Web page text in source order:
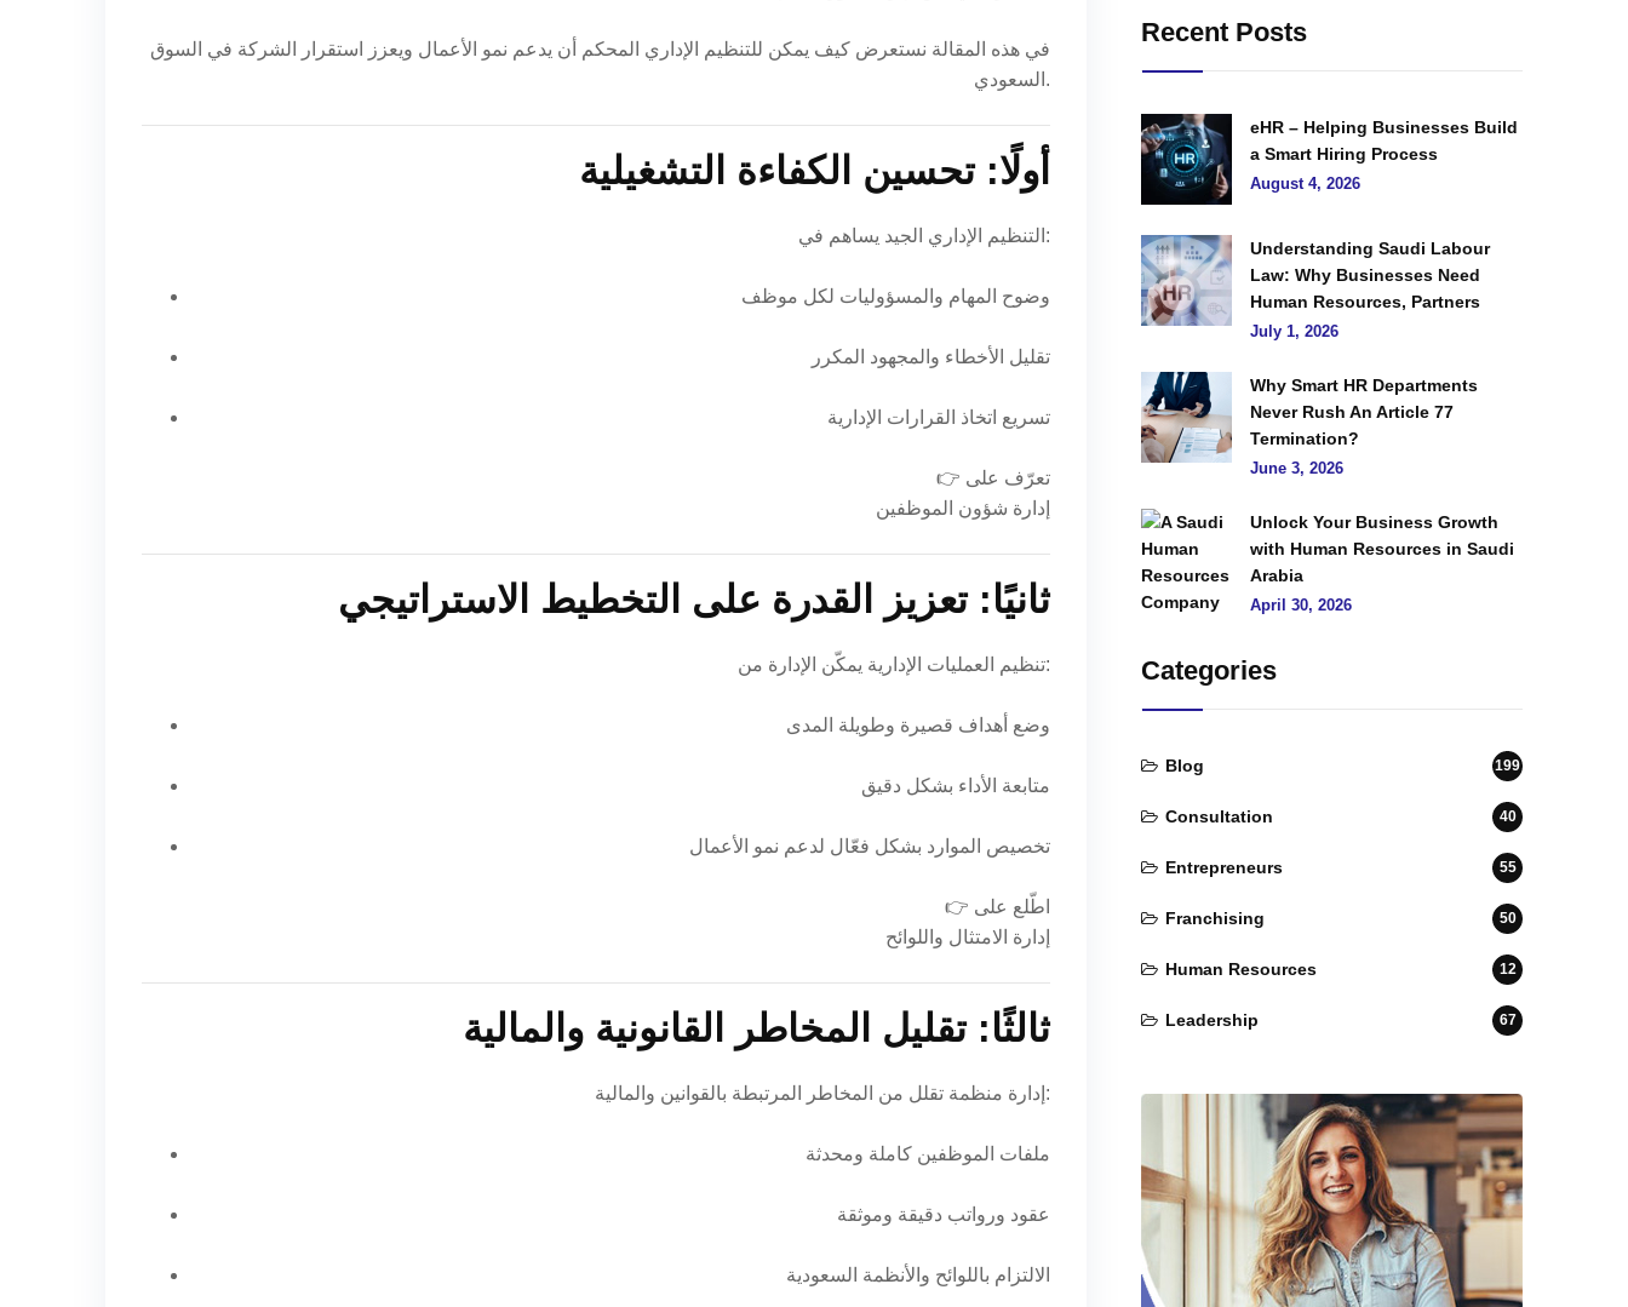
في هذه المقالة نستعرض كيف يمكن للتنظيم الإداري المحكم أن يدعم نمو الأعمال ويعزز استقرار الشركة في السوق
السعودي.
أولًا: تحسين الكفاءة التشغيلية
التنظيم الإداري الجيد يساهم في:
وضوح المهام والمسؤوليات لكل موظف
تقليل الأخطاء والمجهود المكرر
تسريع اتخاذ القرارات الإدارية
👉 تعرّف على
إدارة شؤون الموظفين
ثانيًا: تعزيز القدرة على التخطيط الاستراتيجي
تنظيم العمليات الإدارية يمكّن الإدارة من:
وضع أهداف قصيرة وطويلة المدى
متابعة الأداء بشكل دقيق
تخصيص الموارد بشكل فعّال لدعم نمو الأعمال
👉 اطّلع على
إدارة الامتثال واللوائح
ثالثًا: تقليل المخاطر القانونية والمالية
إدارة منظمة تقلل من المخاطر المرتبطة بالقوانين والمالية:
ملفات الموظفين كاملة ومحدثة
عقود ورواتب دقيقة وموثقة
الالتزام باللوائح والأنظمة السعودية
Recent Posts
eHR – Helping Businesses Build
a Smart Hiring Process
August 4, 2026
Understanding Saudi Labour
Law: Why Businesses Need
Human Resources, Partners
July 1, 2026
Why Smart HR Departments
Never Rush An Article 77
Termination?
June 3, 2026
Unlock Your Business Growth
with Human Resources in Saudi
Arabia
April 30, 2026
Categories
Blog 199
Consultation 40
Entrepreneurs 55
Franchising 50
Human Resources 12
Leadership 67